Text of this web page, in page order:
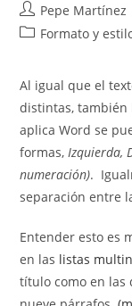
Autor
de
Pepe Martínez
Categoría
entrada:
Formato y
Al igual que el
distintas, también
aplica Word se
formas,Izquierda,
numeración).
separación entre
Entender esto es
en las listas
título como en las